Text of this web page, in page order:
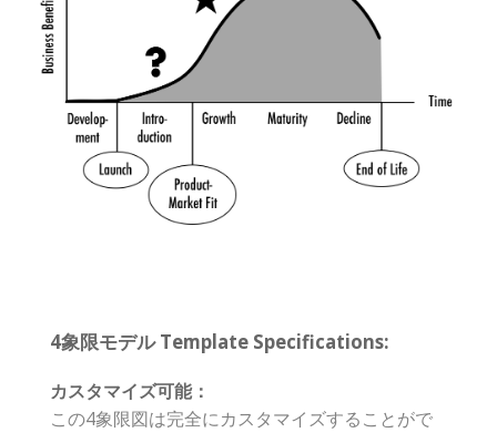
4象限モデル Template Specifications:
カスタマイズ可能：
この4象限図は完全にカスタマイズすることがで